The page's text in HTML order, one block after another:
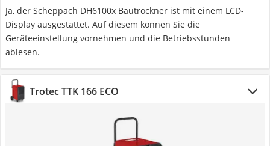
Ja, der Scheppach DH6100x Bautrockner ist mit einem LCD-
Display ausgestattet. Auf diesem können Sie die
Geräteeinstellung vornehmen und die Betriebsstunden
ablesen.
Trotec TTK 166 ECO